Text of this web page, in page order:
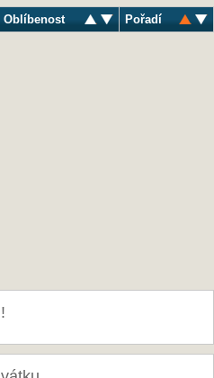
Oblíbenost Pořadí